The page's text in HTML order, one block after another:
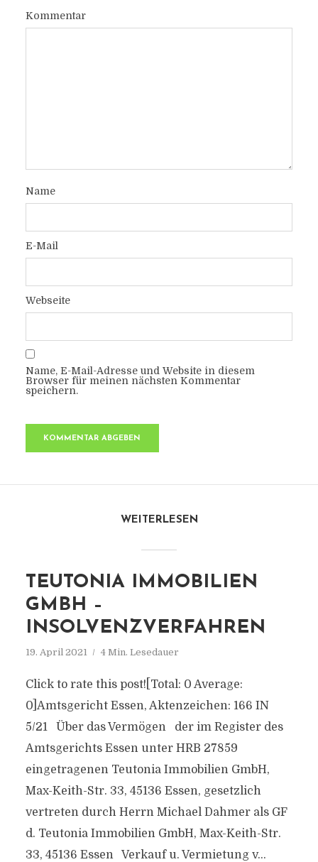
Kommentar
Name
E-Mail
Webseite
Name, E-Mail-Adresse und Website in diesem
Browser für meinen nächsten Kommentar
speichern.
WEITERLESEN
TEUTONIA IMMOBILIEN
GMBH –
INSOLVENZVERFAHREN
19. April 2021 4 Min. Lesedauer
Click to rate this post![Total: 0 Average:
0]Amtsgericht Essen, Aktenzeichen: 166 IN
5/21 Über das Vermögen der im Register des
Amtsgerichts Essen unter HRB 27859
eingetragenen Teutonia Immobilien GmbH,
Max-Keith-Str. 33, 45136 Essen, gesetzlich
vertreten durch Herrn Michael Dahmer als GF
d. Teutonia Immobilien GmbH, Max-Keith-Str.
33, 45136 Essen Verkauf u. Vermietung v...